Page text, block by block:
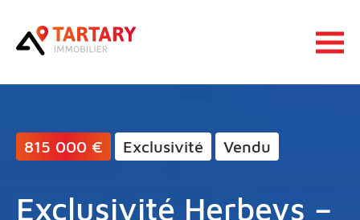
Ouvrir
815 000 € Exclusivité Vendu
Exclusivité Herbeys –